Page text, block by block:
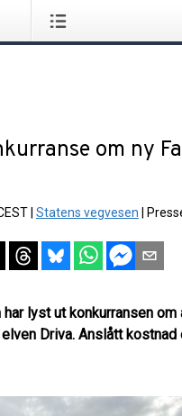
om ny
Statens vegvesen
lyst ut konkurransen om
Driva. Anslått kostnad